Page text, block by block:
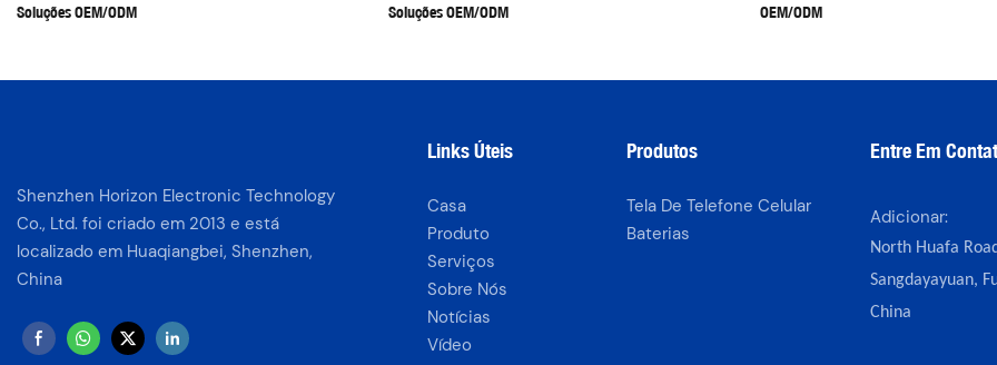
Soluções OEM/ODM
Soluções OEM/ODM
OEM/ODM
Shenzhen Horizon Electronic Technology
Co., Ltd. foi criado em 2013 e está
localizado em Huaqiangbei, Shenzhen,
China
Links Úteis
Casa
Produto
Serviços
Sobre Nós
Notícias
Vídeo
Produtos
Tela De Telefone Celular
Baterias
Entre Em
Adicionar:
North Huafa
Sangdayayuan,
China